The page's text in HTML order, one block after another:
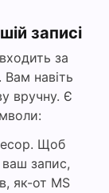
записі
за
Вам навіть
вручну. Є
Щоб
ваш запис,
як-от MS